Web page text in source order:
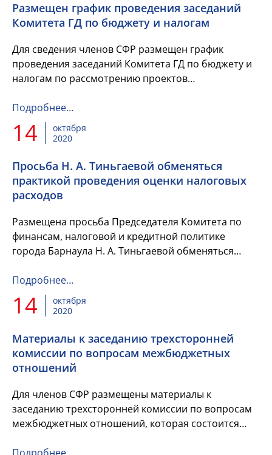
Размещен график проведения заседаний
Комитета ГД по бюджету и налогам
Для сведения членов СФР размещен график
проведения заседаний Комитета ГД по бюджету и
налогам по рассмотрению проектов
года.
Подробнее…
14
октября
2020
Просьба Н. А. Тиньгаевой обменяться
практикой проведения оценки налоговых
расходов
Размещена просьба Председателя Комитета по
финансам, налоговой и кредитной политике
города Барнаула Н. А. Тиньгаевой обменяться
на местном уровне.
Подробнее…
14
октября
2020
Материалы к заседанию трехсторонней
комиссии по вопросам межбюджетных
отношений
Для членов СФР размещены материалы к
заседанию трехсторонней комиссии по вопросам
межбюджетных отношений, которая состоится